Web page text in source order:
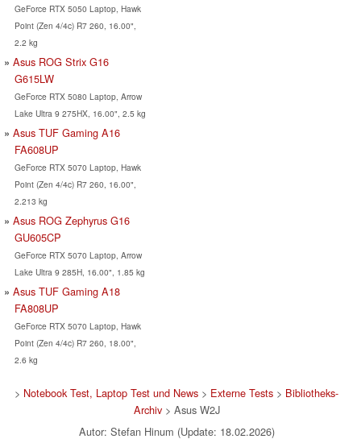
GeForce RTX 5050 Laptop, Hawk
Point (Zen 4/4c) R7 260, 16.00",
2.2 kg
Asus ROG Strix G16
G615LW
GeForce RTX 5080 Laptop, Arrow
Lake Ultra 9 275HX, 16.00", 2.5 kg
Asus TUF Gaming A16
FA608UP
GeForce RTX 5070 Laptop, Hawk
Point (Zen 4/4c) R7 260, 16.00",
2.213 kg
Asus ROG Zephyrus G16
GU605CP
GeForce RTX 5070 Laptop, Arrow
Lake Ultra 9 285H, 16.00", 1.85 kg
Asus TUF Gaming A18
FA808UP
GeForce RTX 5070 Laptop, Hawk
Point (Zen 4/4c) R7 260, 18.00",
2.6 kg
> Notebook Test, Laptop Test und News > Externe Tests > Bibliotheks-
Archiv> Asus W2J
Autor: Stefan Hinum (Update: 18.02.2026)